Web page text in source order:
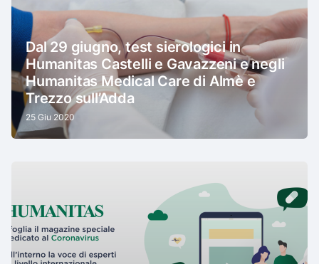
Dal 29 giugno, test sierologici in
Humanitas Castelli e Gavazzeni e negli
Humanitas Medical Care di Almè e
Trezzo sull’Adda
25 Giu 2020